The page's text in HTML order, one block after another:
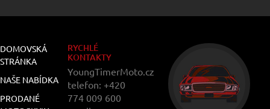
DOMOVSKÁ
STRÁNKA
NAŠE NABÍDKA
PRODANÉ
RYCHLÉ
KONTAKTY
YoungTimerMoto.cz
telefon: +420
774 009 600